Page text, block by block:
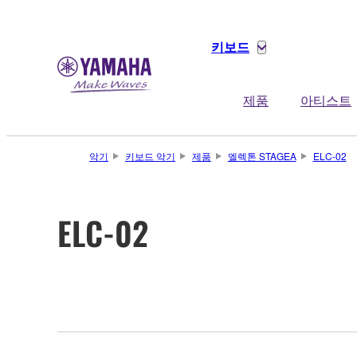
키보드
제품 아티스트
악기 키보드 악기 제품 엘렉톤 STAGEA ELC-02
ELC-02